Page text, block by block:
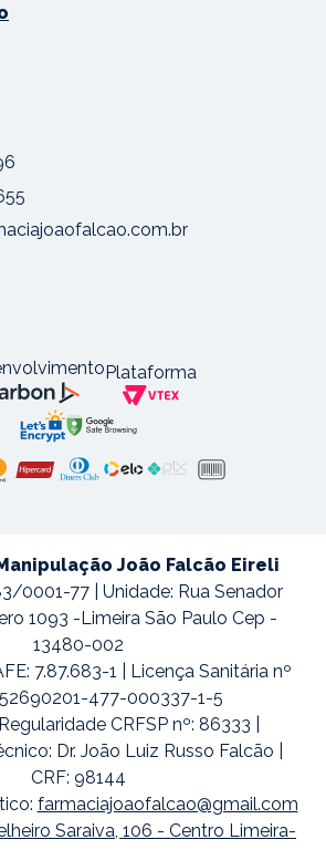
Plataforma
João Falcão Eireli
0001-77 | Unidade: Rua Senador
1093 -Limeira São Paulo Cep -
13480-002
7.87.683-1 | Licença Sanitária nº
477-000337-1-5
CRFSP nº: 86333 |
Dr. João Luiz Russo Falcão |
CRF: 98144
farmaciajoaofalcao@gmail.com
Saraiva, 106 - Centro Limeira-